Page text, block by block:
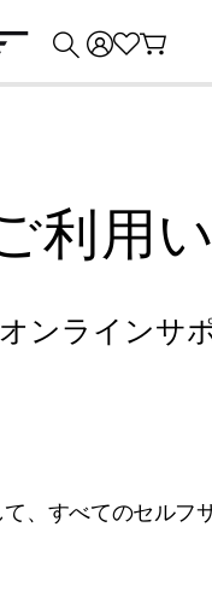
利用
ンラインサ
、すべてのセルフ